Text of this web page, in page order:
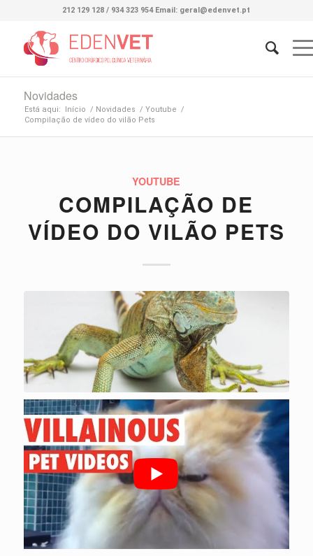
212 129 128 / 934 323 954 Email: geral@edenvet.pt
Novidades
Está aqui: Início / Novidades / Youtube /
Compilação de vídeo do vilão Pets
YOUTUBE
COMPILAÇÃO DE
VÍDEO DO VILÃO PETS